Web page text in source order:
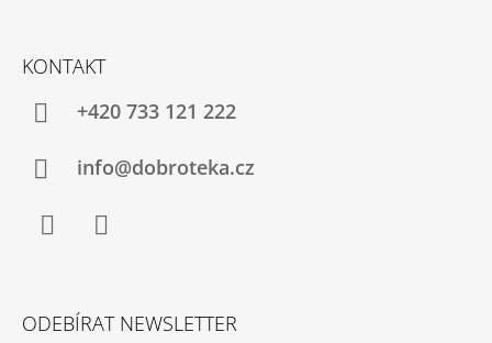
KONTAKT
+420 733 121 222
info@dobroteka.cz
ODEBÍRAT NEWSLETTER